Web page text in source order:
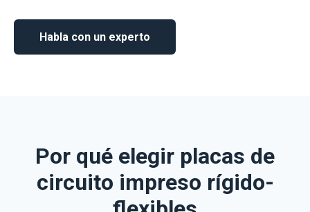
Habla con un experto
Por qué elegir placas de
circuito impreso rígido-